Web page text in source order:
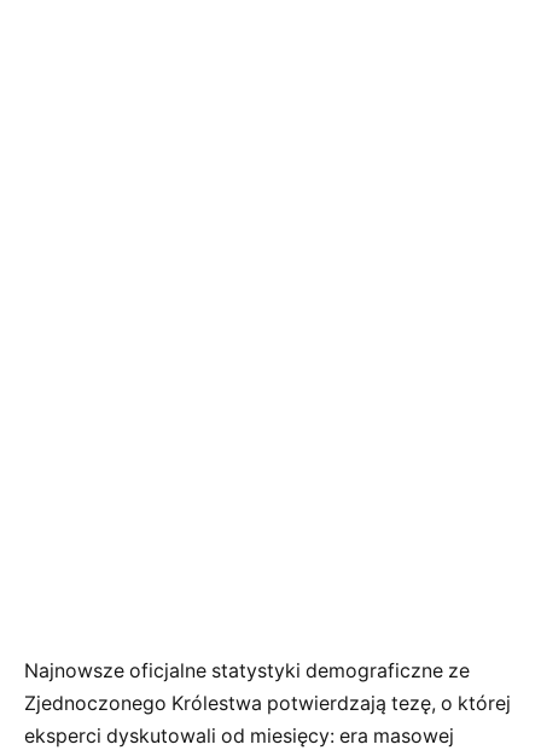
Najnowsze oficjalne statystyki demograficzne ze
Zjednoczonego Królestwa potwierdzają tezę, o której
eksperci dyskutowali od miesięcy: era masowej